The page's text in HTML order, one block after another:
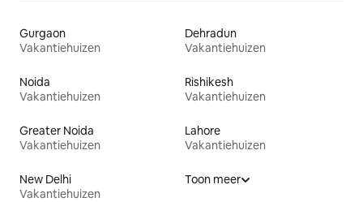
Gurgaon
Vakantiehuizen
Dehradun
Vakantiehuizen
Noida
Vakantiehuizen
Rishikesh
Vakantiehuizen
Greater Noida
Vakantiehuizen
Lahore
Vakantiehuizen
New Delhi
Vakantiehuizen
Toon meer